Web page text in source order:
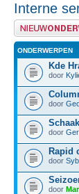
Interne
Plaats een nieuw
ONDERWERPEN
Kde
door
door
door
Rapid
door
door